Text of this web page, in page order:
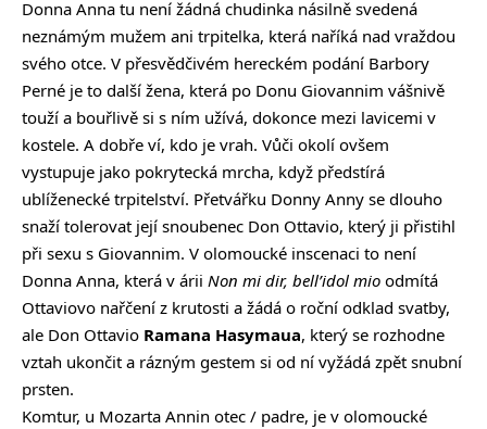
Donna Anna tu není žádná chudinka násilně svedená
neznámým mužem ani trpitelka, která naříká nad vraždou
svého otce. V přesvědčivém hereckém podání Barbory
Perné je to další žena, která po Donu Giovannim vášnivě
touží a bouřlivě si s ním užívá, dokonce mezi lavicemi v
kostele. A dobře ví, kdo je vrah. Vůči okolí ovšem
vystupuje jako pokrytecká mrcha, když předstírá
ublíženecké trpitelství. Přetvářku Donny Anny se dlouho
snaží tolerovat její snoubenec Don Ottavio, který ji přistihl
při sexu s Giovannim. V olomoucké inscenaci to není
Donna Anna, která v árii Non mi dir, bell’idol mio odmítá
Ottaviovo nařčení z krutosti a žádá o roční odklad svatby,
ale Don Ottavio Ramana Hasymaua, který se rozhodne
vztah ukončit a rázným gestem si od ní vyžádá zpět snubní
prsten.
Komtur, u Mozarta Annin otec / padre, je v olomoucké